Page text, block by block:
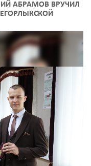
АБРАМОВ ВРУЧИЛ